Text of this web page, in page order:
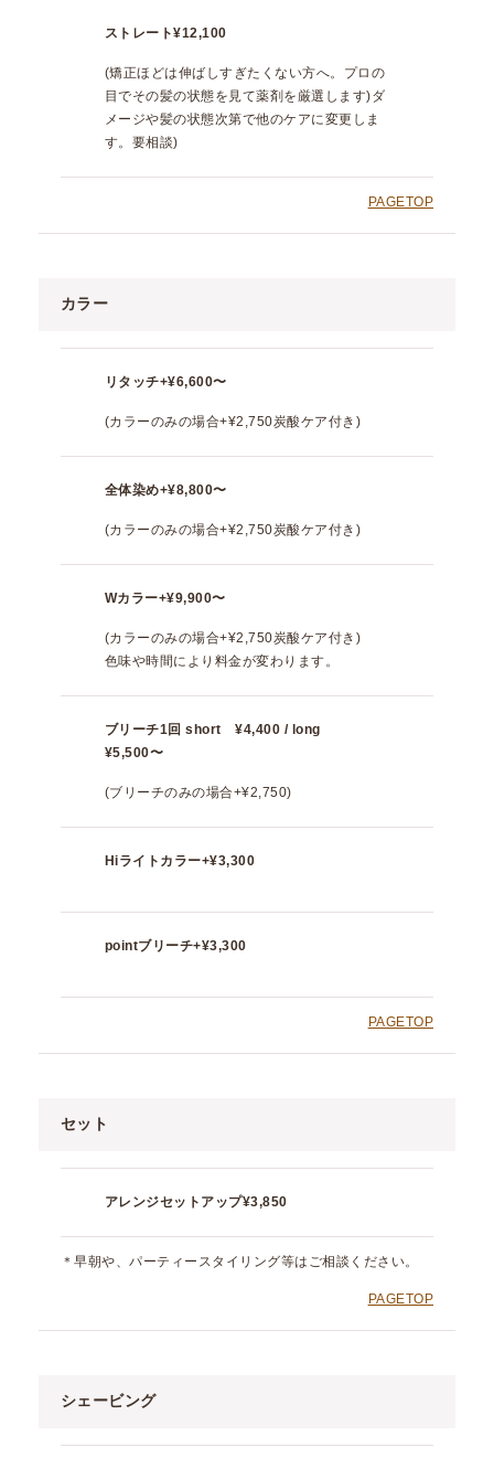
ストレート¥12,100
(矯正ほどは伸ばしすぎたくない方へ。プロの
目でその髪の状態を見て薬剤を厳選します)ダ
メージや髪の状態次第で他のケアに変更しま
す。要相談)
PAGETOP
カラー
リタッチ+¥6,600〜
(カラーのみの場合+¥2,750炭酸ケア付き)
全体染め+¥8,800〜
(カラーのみの場合+¥2,750炭酸ケア付き)
Wカラー+¥9,900〜
(カラーのみの場合+¥2,750炭酸ケア付き)
色味や時間により料金が変わります。
ブリーチ1回 short ¥4,400 / long
¥5,500〜
(ブリーチのみの場合+¥2,750)
Hiライトカラー+¥3,300
pointブリーチ+¥3,300
PAGETOP
セット
アレンジセットアップ¥3,850
＊早朝や、パーティースタイリング等はご相談ください。
PAGETOP
シェービング